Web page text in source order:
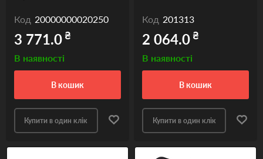
Код 20000000020250
3 771.0₴
В наявності
в кошик
Купити в один клік
Код 201313
2 064.0₴
В наявності
в кошик
Купити в один клік